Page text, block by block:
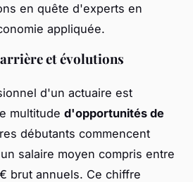
en quête d'experts en
appliquée.
et évolutions
d'un actuaire est
multitude d'opportunités de
débutants commencent
salaire moyen compris entre
brut annuels. Ce chiffre